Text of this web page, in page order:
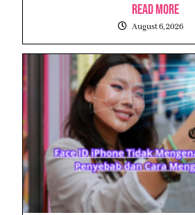
Read More
August 6, 2026